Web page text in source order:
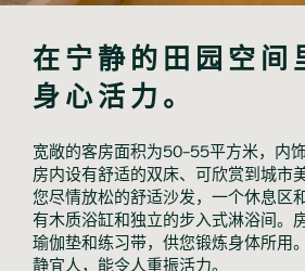
在宁静的田园空间
身心活力。
宽敞的客房面积为50-55平方米，内
房内设有舒适的双床、可欣赏到城市
您尽情放松的舒适沙发，一个休息区
有木质浴缸和独立的步入式淋浴间。
瑜伽垫和练习带，供您锻炼身体所用
静宜人，能令人重振活力。